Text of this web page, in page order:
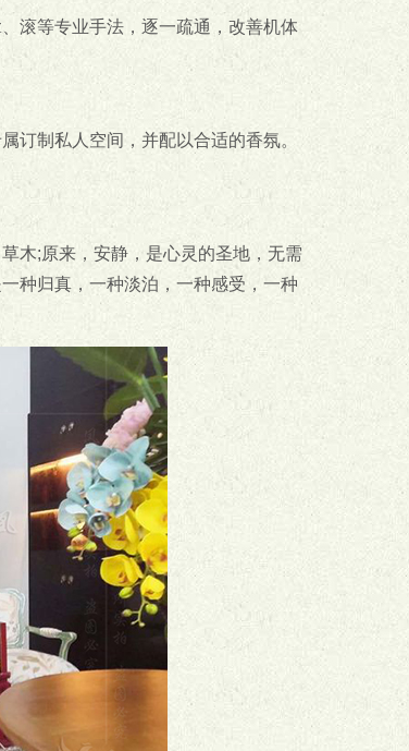
滚等专业手法，逐一疏通，改善机体
订制私人空间，并配以合适的香氛。
木;原来，安静，是心灵的圣地，无需
种归真，一种淡泊，一种感受，一种